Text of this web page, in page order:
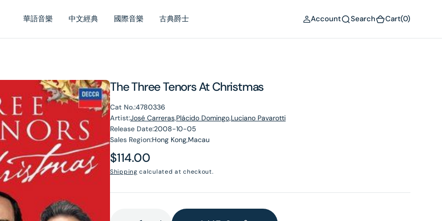
華語音樂 中文經典 國際音樂 古典爵士 Account Search Cart(0)
The Three Tenors At Christmas
Cat No.:4780336
Artist:José Carreras,Plácido Domingo,Luciano Pavarotti
Release Date:2008-10-05
Sales Region:Hong Kong,Macau
Regular
price
$114.00
Shipping calculated at checkout.